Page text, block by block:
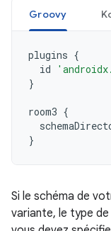
Groovy
plugins {
id
}
room3 {
}
Si le schéma de
variante, le type